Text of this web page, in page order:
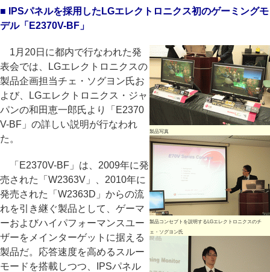
■ IPSパネルを採用したLGエレクトロニクス初のゲーミングモ
デル「E2370V-BF」
製品写真
製品コンセプトを説明するLGエレクトロニクスのチ
ェ・ソグヨン氏
1月20日に都内で行なわれた発
表会では、LGエレクトロニクスの
製品企画担当チェ・ソグヨン氏お
よび、LGエレクトロニクス・ジャ
パンの和田恵一郎氏より「E2370
V-BF」の詳しい説明が行なわれ
た。
「E2370V-BF」は、2009年に発
売された「W2363V」、2010年に
発売された「W2363D」からの流
れを引き継ぐ製品として、ゲーマ
ーおよびハイパフォーマンスユー
ザーをメインターゲットに据える
製品だ。応答速度を高めるスルー
モードを搭載しつつ、IPSパネル